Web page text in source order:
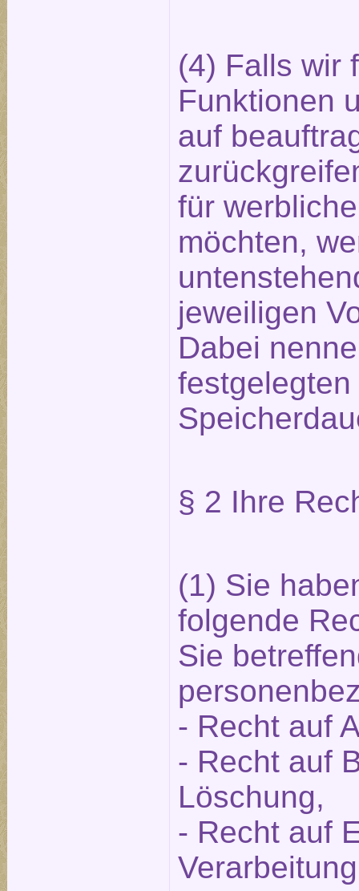
(4) Falls wir
Funktionen
auf
für
möchten,
jeweiligen
Dabei
§ 2 Ihre
(1) Sie
folgende
Sie
- Recht auf
- Recht auf
Löschung,
- Recht auf